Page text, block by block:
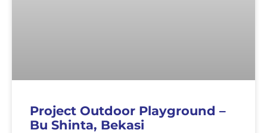
Project Outdoor Playground –
Bu Shinta, Bekasi